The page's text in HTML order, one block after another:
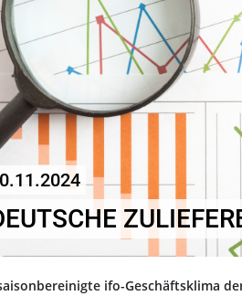
ifo-Geschäftsklima